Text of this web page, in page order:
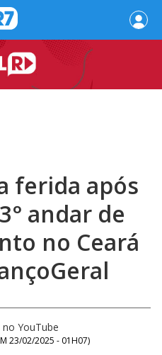
ferida após
andar de
no Ceará
YouTube
23/02/2025 - 01H07)